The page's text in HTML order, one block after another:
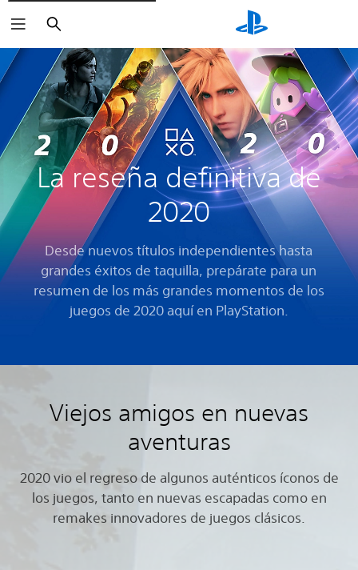
Buscar
La reseña definitiva de
2020
Desde nuevos títulos independientes hasta
grandes éxitos de taquilla, prepárate para un
resumen de los más grandes momentos de los
juegos de 2020 aquí en PlayStation.
Viejos amigos en nuevas
aventuras
2020 vio el regreso de algunos auténticos íconos de
los juegos, tanto en nuevas escapadas como en
remakes innovadores de juegos clásicos.